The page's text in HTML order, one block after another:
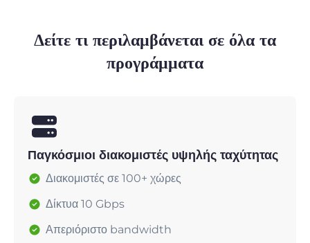
Δείτε τι περιλαμβάνεται σε όλα τα
προγράμματα
Παγκόσμιοι διακομιστές υψηλής ταχύτητας
Διακομιστές σε 100+ χώρες
Δίκτυα 10 Gbps
Απεριόριστο bandwidth